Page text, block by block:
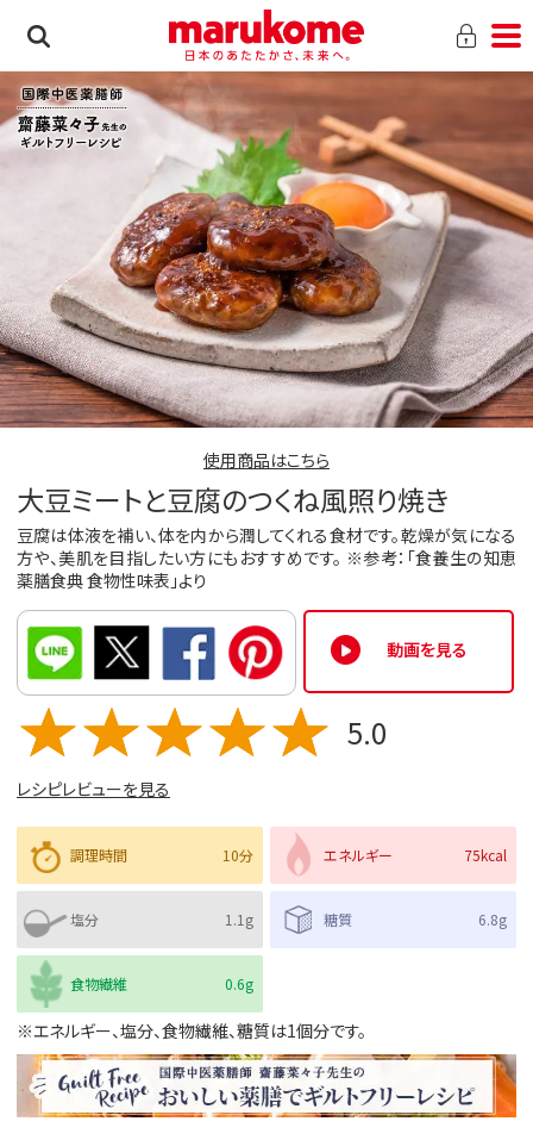
使用商品はこちら
大豆ミートと豆腐のつくね風照り焼き
豆腐は体液を補い、体を内から潤してくれる食材です。乾燥が気になる
方や、美肌を目指したい方にもおすすめです。 ※参考：「食養生の知恵
薬膳食典 食物性味表」より
動画を見る
5.0
レシピレビューを見る
調理時間 10分 エネルギー 75kcal
塩分 1.1g 糖質 6.8g
食物繊維 0.6g
※エネルギー、塩分、食物繊維、糖質は1個分です。